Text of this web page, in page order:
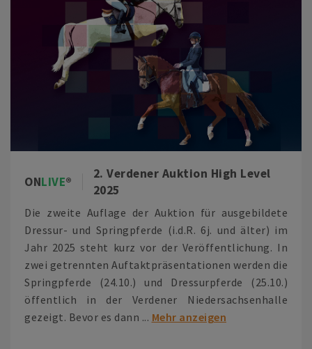
ONLIVE
2. Verdener Auktion High Level
2025
Die zweite Auflage der Auktion für ausgebildete
Dressur- und Springpferde (i.d.R. 6j. und älter) im
Jahr 2025 steht kurz vor der Veröffentlichung. In
zwei getrennten Auftaktpräsentationen werden die
Springpferde (24.10.) und Dressurpferde (25.10.)
öffentlich in der Verdener Niedersachsenhalle
gezeigt. Bevor es dann ... Mehr anzeigen